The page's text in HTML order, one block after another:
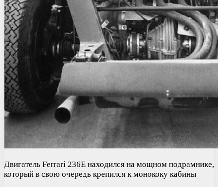
Двигатель Ferrari 236E находился на мощном подрамнике,
который в свою очередь крепился к монококу кабины